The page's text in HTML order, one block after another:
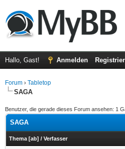
Hallo, Gast! Anmelden
Forum › Tabletop
SAGA
Benutzer, die gerade dieses Forum ansehen: 1
SAGA
Thema [ab] / Verfasser